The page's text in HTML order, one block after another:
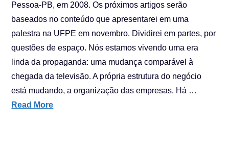
Pessoa-PB, em 2008. Os próximos artigos serão
baseados no conteúdo que apresentarei em uma
palestra na UFPE em novembro. Dividirei em partes, por
questões de espaço. Nós estamos vivendo uma era
linda da propaganda: uma mudança comparável à
chegada da televisão. A própria estrutura do negócio
está mudando, a organização das empresas. Há …
Read More